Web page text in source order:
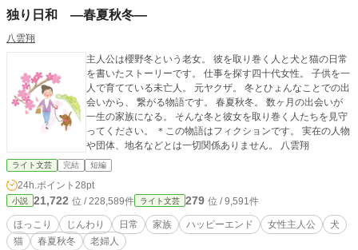
独り日和 ―春夏秋冬―
八雲翔
主人公は櫻野冬という老女。 彼を取り巻く人と犬と猫の日常
を書いたストーリーです。 仕事を探す四十代女性。 子供を一
人で育てている未亡人。 元ヤクザ。 冬とひょんなことでの出
会いから、 繋がる物語です。 春夏秋冬。 数ヶ月の出会いが
一生の家族になる。 そんな冬と彼女を取り巻く人たちを見守
ってください。 ＊この物語はフィクションです。 実在の人物
や団体、地名などとは一切関係ありません。 八雲翔
ライト文芸 完結 短編
24h.ポイント 28pt
小説 21,722 位 / 228,589件 ライト文芸 279 位 / 9,591件
ほっこり じんわり 日常 家族 ハッピーエンド 女性主人公
犬
猫
春夏秋冬 老婦人